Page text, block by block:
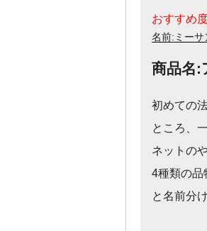
おすす
名前:ミーサ
商品名
初めての
ところ、
ネットの
4種類の品
と名前分